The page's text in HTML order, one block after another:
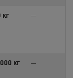
кг —
кг —